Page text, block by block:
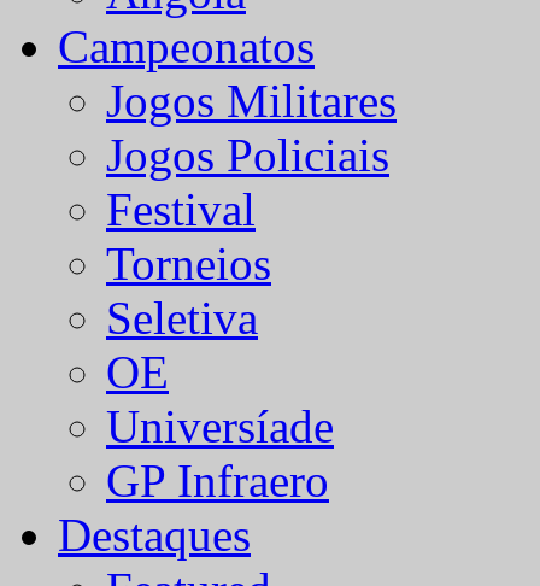
Campeonatos
Jogos Militares
Jogos Policiais
Festival
Torneios
Seletiva
OE
Universíade
GP Infraero
Destaques